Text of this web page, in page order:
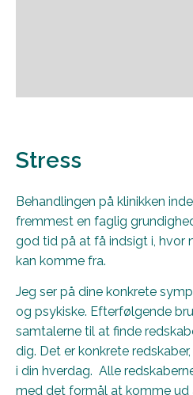
Stress
Behandlingen på klinikken
fremmest en faglig
god tid på at få indsigt i, hvor
kan komme fra.
Jeg ser på dine konkrete
og psykiske. Efterfølgende
samtalerne til at finde
dig. Det er konkrete
i din hverdag. Alle
med det formål at komme ud